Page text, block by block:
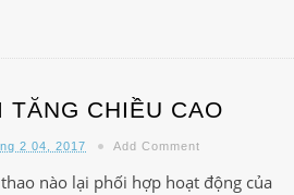
TĂNG CHIỀU CAO
2 04, 2017 Add Comment
nào lại phối hợp hoạt động của